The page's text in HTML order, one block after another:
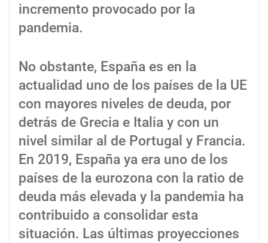
incremento provocado por la
pandemia.
No obstante, España es en la
actualidad uno de los países de la UE
con mayores niveles de deuda, por
detrás de Grecia e Italia y con un
nivel similar al de Portugal y Francia.
En 2019, España ya era uno de los
países de la eurozona con la ratio de
deuda más elevada y la pandemia ha
contribuido a consolidar esta
situación. Las últimas proyecciones